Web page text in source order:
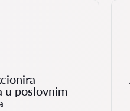
u poslovnim